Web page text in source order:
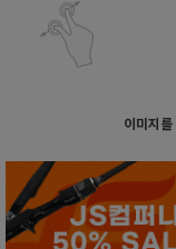
이미지를